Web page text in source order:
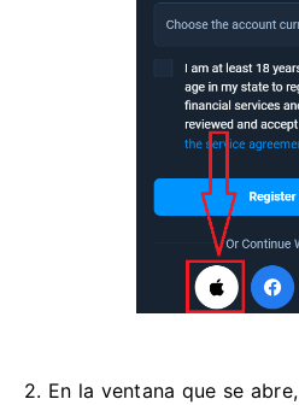
2. En la ventana que se